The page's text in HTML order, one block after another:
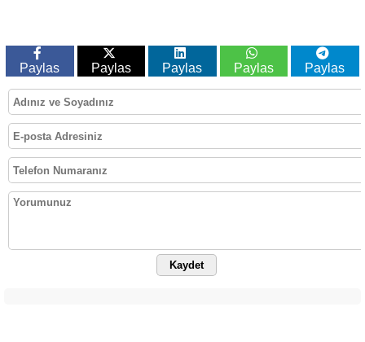
Paylas Paylas Paylas Paylas Paylas
Kaydet